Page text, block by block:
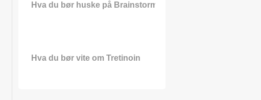
Hva du bør huske på Brainstorm?
Hva du bør vite om Tretinoin